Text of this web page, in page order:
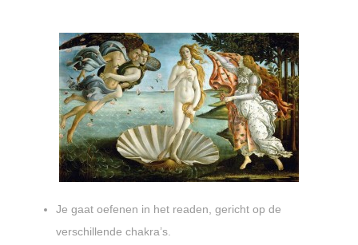
Je gaat oefenen in het readen, gericht op de
verschillende chakra’s.